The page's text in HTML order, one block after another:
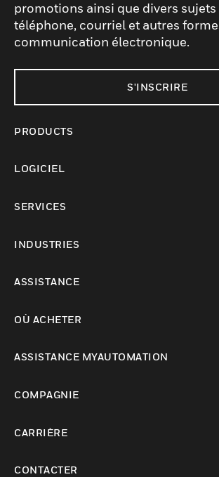
promotions ainsi que divers
téléphone, courriel et autres
communication électronique.
S'INSCRIRE
PRODUCTS
LOGICIEL
SERVICES
INDUSTRIES
ASSISTANCE
OÙ ACHETER
ASSISTANCE MYAUTOMATION
COMPAGNIE
CARRIÈRE
CONTACTER